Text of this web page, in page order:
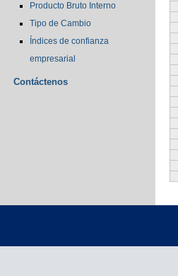
Producto Bruto Interno
Tipo de Cambio
Índices de confianza
empresarial
Contáctenos